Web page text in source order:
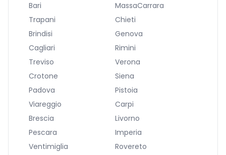
Bari
MassaCarrara
Trapani
Chieti
Brindisi
Genova
Cagliari
Rimini
Treviso
Verona
Crotone
Siena
Padova
Pistoia
Viareggio
Carpi
Brescia
Livorno
Pescara
Imperia
Ventimiglia
Rovereto